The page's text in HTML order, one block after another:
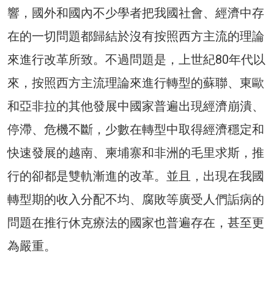
響，國外和國內不少學者把我國社會、經濟中存
在的一切問題都歸結於沒有按照西方主流的理論
來進行改革所致。不過問題是，上世紀80年代以
來，按照西方主流理論來進行轉型的蘇聯、東歐
和亞非拉的其他發展中國家普遍出現經濟崩潰、
停滯、危機不斷，少數在轉型中取得經濟穩定和
快速發展的越南、柬埔寨和非洲的毛里求斯，推
行的卻都是雙軌漸進的改革。並且，出現在我國
轉型期的收入分配不均、腐敗等廣受人們詬病的
問題在推行休克療法的國家也普遍存在，甚至更
為嚴重。